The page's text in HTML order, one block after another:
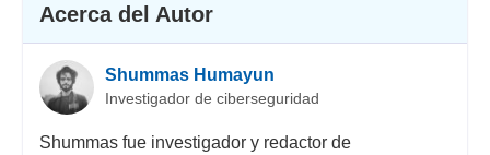
Acerca del Autor
Shummas Humayun
Investigador de ciberseguridad
Shummas fue investigador y redactor de